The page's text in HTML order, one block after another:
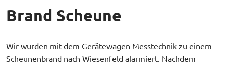
Brand Scheune
Wir wurden mit dem Gerätewagen Messtechnik zu einem
Scheunenbrand nach Wiesenfeld alarmiert. Nachdem